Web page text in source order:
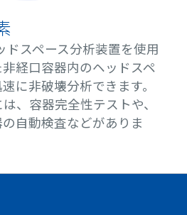
ドスペース分析装置を使用
経口容器内のヘッドスペ
に非破壊分析できます。
、容器完全性テストや、
自動検査などがありま